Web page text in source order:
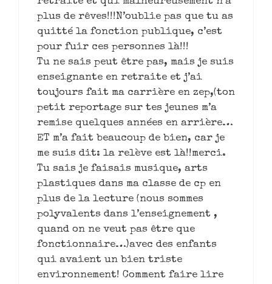
plus de rêves!!!N’oublie pas que tu as
quitté la fonction publique, c’est
pour fuir ces personnes là!!!
Tu ne sais peut être pas, mais je suis
enseignante en retraite et j’ai
toujours fait ma carrière en zep,(ton
petit reportage sur tes jeunes m’a
remise quelques années en arrière…
ET m’a fait beaucoup de bien, car je
me suis dit: la relève est là!!merci.
Tu sais je faisais musique, arts
plastiques dans ma classe de cp en
plus de la lecture (nous sommes
polyvalents dans l’enseignement ,
quand on ne veut pas être que
fonctionnaire…)avec des enfants
qui avaient un bien triste
environnement! Comment faire lire